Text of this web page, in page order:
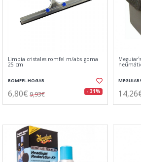
Limpia cristales romfel m/abs goma
25 cm
ROMFEL HOGAR
6,80€ 9,93€ - 31%